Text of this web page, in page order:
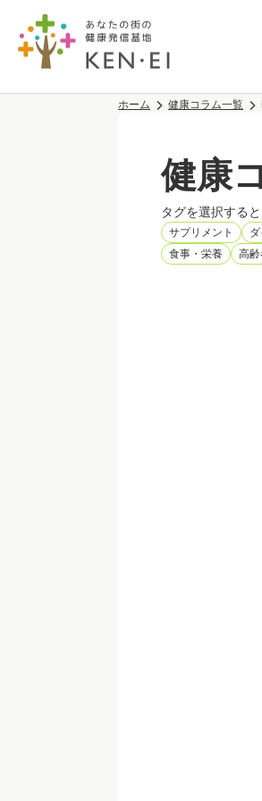
ホーム 健康コラム一覧
健康
タグを選択する
サプリメント
食事・栄養
高